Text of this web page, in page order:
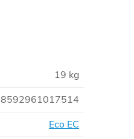
19 kg
8592961017514
Eco EC